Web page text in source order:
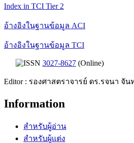
Index in TCI Tier 2
อ้างอิงในฐานข้อมูล ACI
อ้างอิงในฐานข้อมูล TCI
ISSN 3027-8627 (Online)
Editor : รองศาสตราจารย์ ดร.รจนา จัน
Information
สำหรับผู้อ่าน
สำหรับผู้แต่ง